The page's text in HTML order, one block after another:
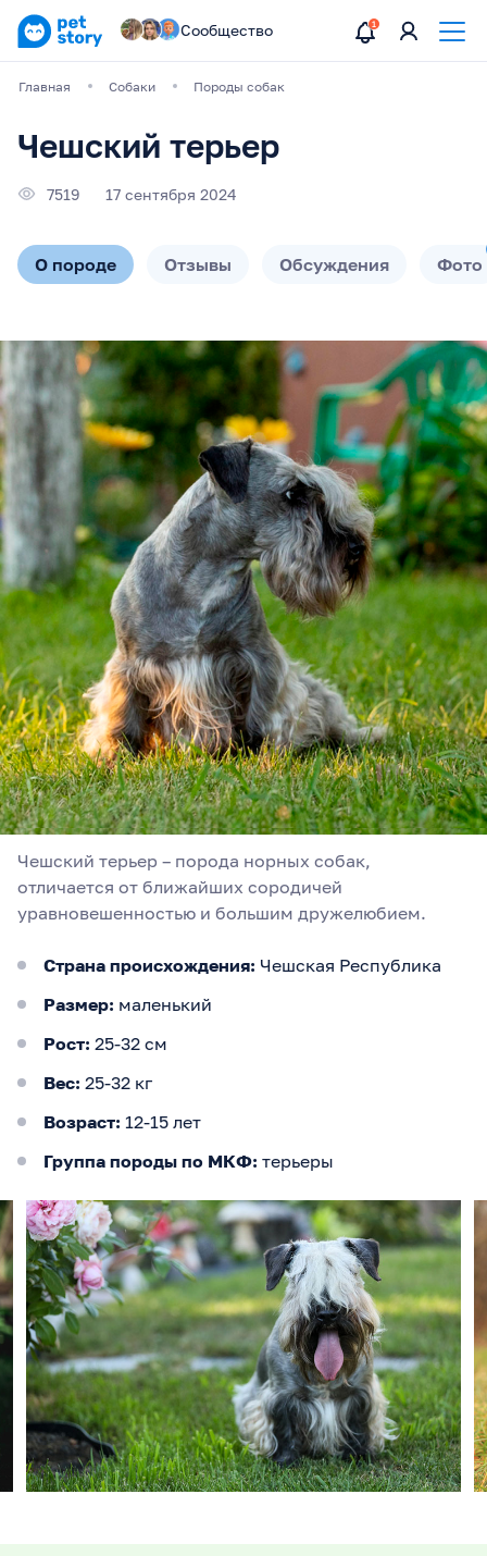
Сообщество
Главная Собаки Породы собак
Чешский терьер
7519 17 сентября 2024
О породе Отзывы Обсуждения Фото
Чешский терьер – порода норных собак,
отличается от ближайших сородичей
уравновешенностью и большим дружелюбием.
Страна происхождения: Чешская Республика
Размер: маленький
Рост: 25-32 см
Вес: 25-32 кг
Возраст: 12-15 лет
Группа породы по МКФ: терьеры